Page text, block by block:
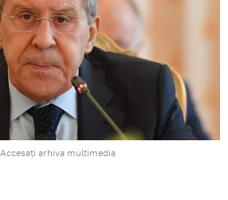
Accesați arhiva multimedia